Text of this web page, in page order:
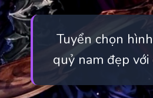
Tuyển chọn
quỷ nam đẹp với